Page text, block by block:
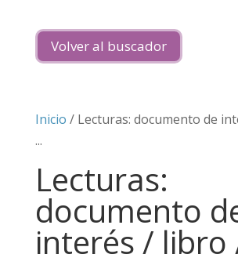
Volver al buscador
Inicio / Lecturas: documento de
...
Lecturas:
documento
interés / libro